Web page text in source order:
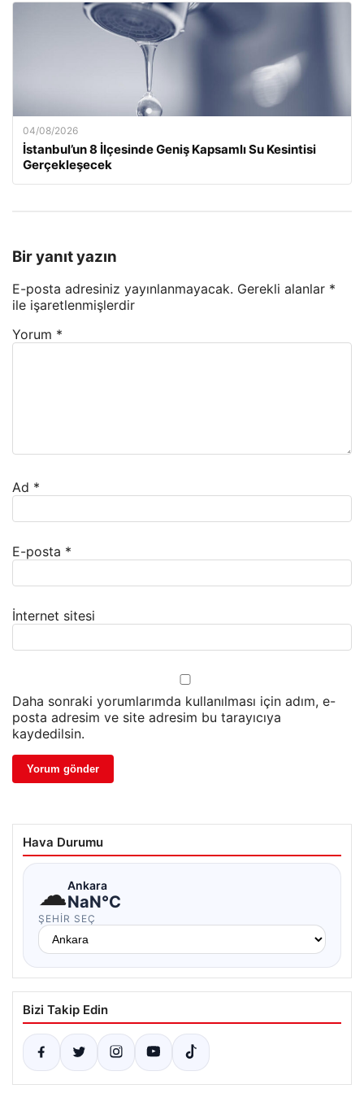
04/08/2026
İstanbul’un 8 İlçesinde Geniş Kapsamlı Su Kesintisi
Gerçekleşecek
Bir yanıt yazın
E-posta adresiniz yayınlanmayacak. Gerekli alanlar *
ile işaretlenmişlerdir
Yorum *
Ad *
E-posta *
İnternet sitesi
Daha sonraki yorumlarımda kullanılması için adım, e-
posta adresim ve site adresim bu tarayıcıya
kaydedilsin.
Hava Durumu
☁Ankara
NaN°C
ŞEHIR SEÇ
Bizi Takip Edin